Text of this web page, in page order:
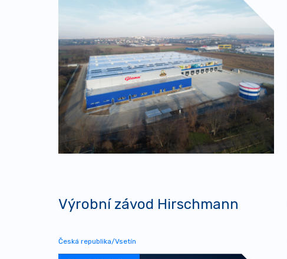
Výrobní závod Hirschmann
Česká republika/Vsetín